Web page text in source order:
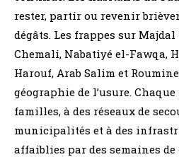
rester, partir ou revenir
dégâts. Les frappes sur
Chemali, Nabatiyé el-Fawqa,
Harouf, Arab Salim et
géographie de l’usure.
familles, à des réseaux de
municipalités et à des
affaiblies par des semaines